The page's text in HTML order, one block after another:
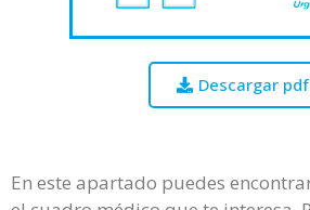
Descargar pdf
En este apartado puedes